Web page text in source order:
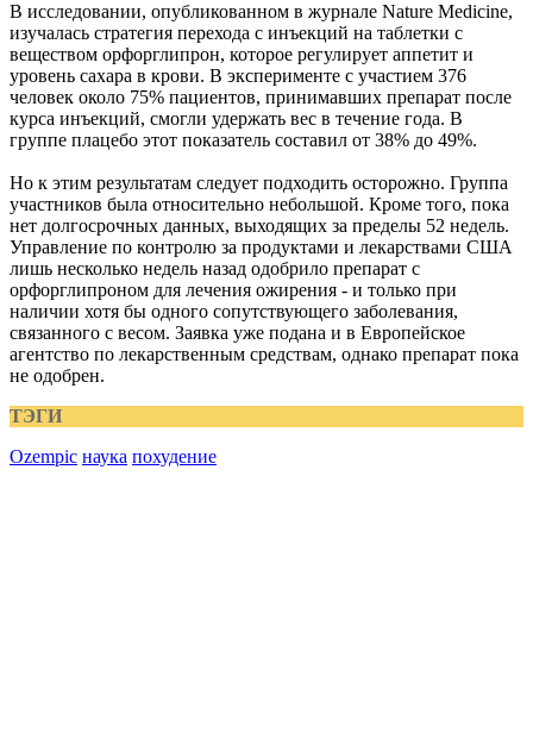
В исследовании, опубликованном в журнале Nature Medicine,
изучалась стратегия перехода с инъекций на таблетки с
веществом орфорглипрон, которое регулирует аппетит и
уровень сахара в крови. В эксперименте с участием 376
человек около 75% пациентов, принимавших препарат после
курса инъекций, смогли удержать вес в течение года. В
группе плацебо этот показатель составил от 38% до 49%.
Но к этим результатам следует подходить осторожно. Группа
участников была относительно небольшой. Кроме того, пока
нет долгосрочных данных, выходящих за пределы 52 недель.
Управление по контролю за продуктами и лекарствами США
лишь несколько недель назад одобрило препарат с
орфорглипроном для лечения ожирения - и только при
наличии хотя бы одного сопутствующего заболевания,
связанного с весом. Заявка уже подана и в Европейское
агентство по лекарственным средствам, однако препарат пока
не одобрен.
ТЭГИ
Ozempic наука похудение